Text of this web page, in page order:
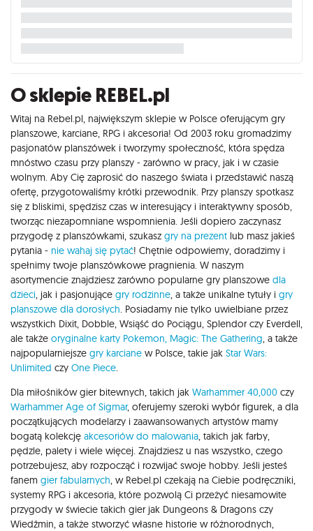
O sklepie REBEL.pl
Witaj na Rebel.pl, największym sklepie w Polsce oferującym gry
planszowe, karciane, RPG i akcesoria! Od 2003 roku gromadzimy
pasjonatów planszówek i tworzymy społeczność, która spędza
mnóstwo czasu przy planszy - zarówno w pracy, jak i w czasie
wolnym. Aby Cię zaprosić do naszego świata i przedstawić naszą
ofertę, przygotowaliśmy krótki przewodnik. Przy planszy spotkasz
się z bliskimi, spędzisz czas w interesujący i interaktywny sposób,
tworząc niezapomniane wspomnienia. Jeśli dopiero zaczynasz
przygodę z planszówkami, szukasz gry na prezent lub masz jakieś
pytania - nie wahaj się pytać! Chętnie odpowiemy, doradzimy i
spełnimy twoje planszówkowe pragnienia. W naszym
asortymencie znajdziesz zarówno popularne gry planszowe dla
dzieci , jak i pasjonujące gry rodzinne , a także unikalne tytuły i gry
planszowe dla dorosłych . Posiadamy nie tylko uwielbiane przez
wszystkich Dixit, Dobble, Wsiąść do Pociągu, Splendor czy Everdell,
ale także oryginalne karty Pokemon, Magic: The Gathering , a także
najpopularniejsze gry karciane w Polsce, takie jak Star Wars:
Unlimited czy One Piece
Dla miłośników gier bitewnych, takich jak Warhammer 40,000 czy
Warhammer Age of Sigmar, oferujemy szeroki wybór figurek, a dla
początkujących modelarzy i zaawansowanych artystów mamy
bogatą kolekcję akcesoriów do malowania , takich jak farby,
pędzle, palety i wiele więcej. Znajdziesz u nas wszystko, czego
potrzebujesz, aby rozpocząć i rozwijać swoje hobby. Jeśli jesteś
fanem gier fabularnych , w Rebel.pl czekają na Ciebie podręczniki,
systemy RPG i akcesoria, które pozwolą Ci przeżyć niesamowite
przygody w świecie takich gier jak Dungeons & Dragons czy
Wiedźmin, a także stworzyć własne historie w różnorodnych,